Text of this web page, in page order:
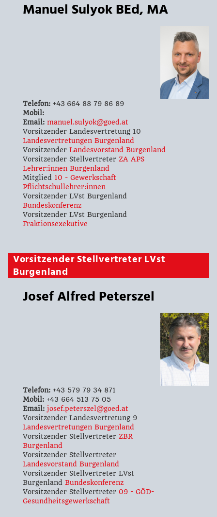
Manuel Sulyok BEd, MA
Telefon:+43 664 88 79 86 89
Mobil:
Email: manuel.sulyok@goed.at
Vorsitzender Landesvertretung 10
Landesvertretungen Burgenland
Vorsitzender Landesvorstand Burgenland
Vorsitzender Stellvertreter ZA APS
Lehrer:innen Burgenland
Mitglied 10 - Gewerkschaft
Pflichtschullehrer:innen
Vorsitzender LVst Burgenland
Bundeskonferenz
Vorsitzender LVst Burgenland
Fraktionsexekutive
Vorsitzender Stellvertreter LVst
Burgenland
Josef Alfred Peterszel
Telefon:+43 579 79 34 871
Mobil:+43 664 513 75 05
Email: josef.peterszel@goed.at
Vorsitzender Landesvertretung 9
Landesvertretungen Burgenland
Vorsitzender Stellvertreter ZBR
Burgenland
Vorsitzender Stellvertreter
Landesvorstand Burgenland
Vorsitzender Stellvertreter LVst
Burgenland Bundeskonferenz
Vorsitzender Stellvertreter 09 - GÖD-
Gesundheitsgewerkschaft